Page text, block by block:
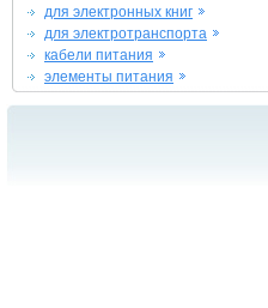
для электронных книг
для электротранспорта
кабели питания
элементы питания